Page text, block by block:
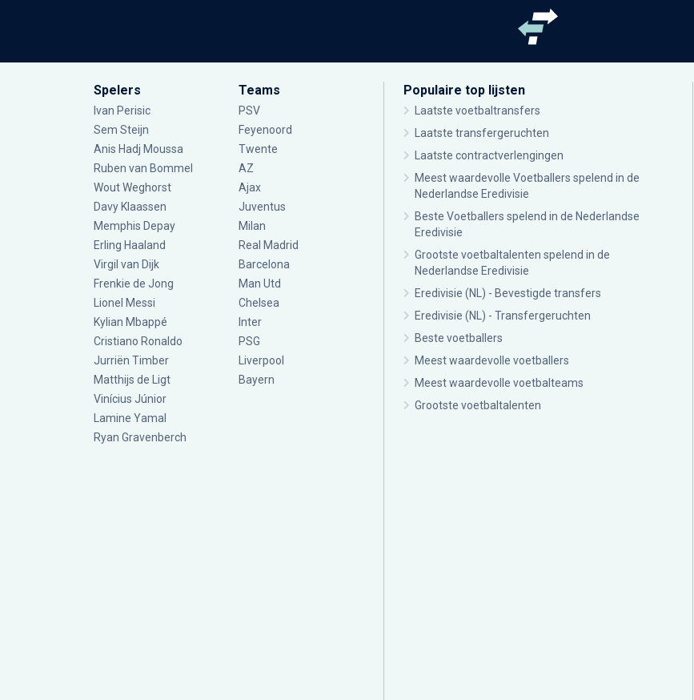
Spelers
Ivan Perisic
Sem Steijn
Anis Hadj Moussa
Ruben van Bommel
Wout Weghorst
Davy Klaassen
Memphis Depay
Erling Haaland
Virgil van Dijk
Frenkie de Jong
Lionel Messi
Kylian Mbappé
Cristiano Ronaldo
Jurriën Timber
Matthijs de Ligt
Vinícius Júnior
Lamine Yamal
Ryan Gravenberch
Teams
PSV
Feyenoord
Twente
AZ
Ajax
Juventus
Milan
Real Madrid
Barcelona
Man Utd
Chelsea
Inter
PSG
Liverpool
Bayern
Populaire top lijsten
Laatste voetbaltransfers
Laatste transfergeruchten
Laatste contractverlengingen
Meest waardevolle Voetballers spelend in de
Nederlandse Eredivisie
Beste Voetballers spelend in de Nederlandse
Eredivisie
Grootste voetbaltalenten spelend in de
Nederlandse Eredivisie
Eredivisie (NL) - Bevestigde transfers
Eredivisie (NL) - Transfergeruchten
Beste voetballers
Meest waardevolle voetballers
Meest waardevolle voetbalteams
Grootste voetbaltalenten